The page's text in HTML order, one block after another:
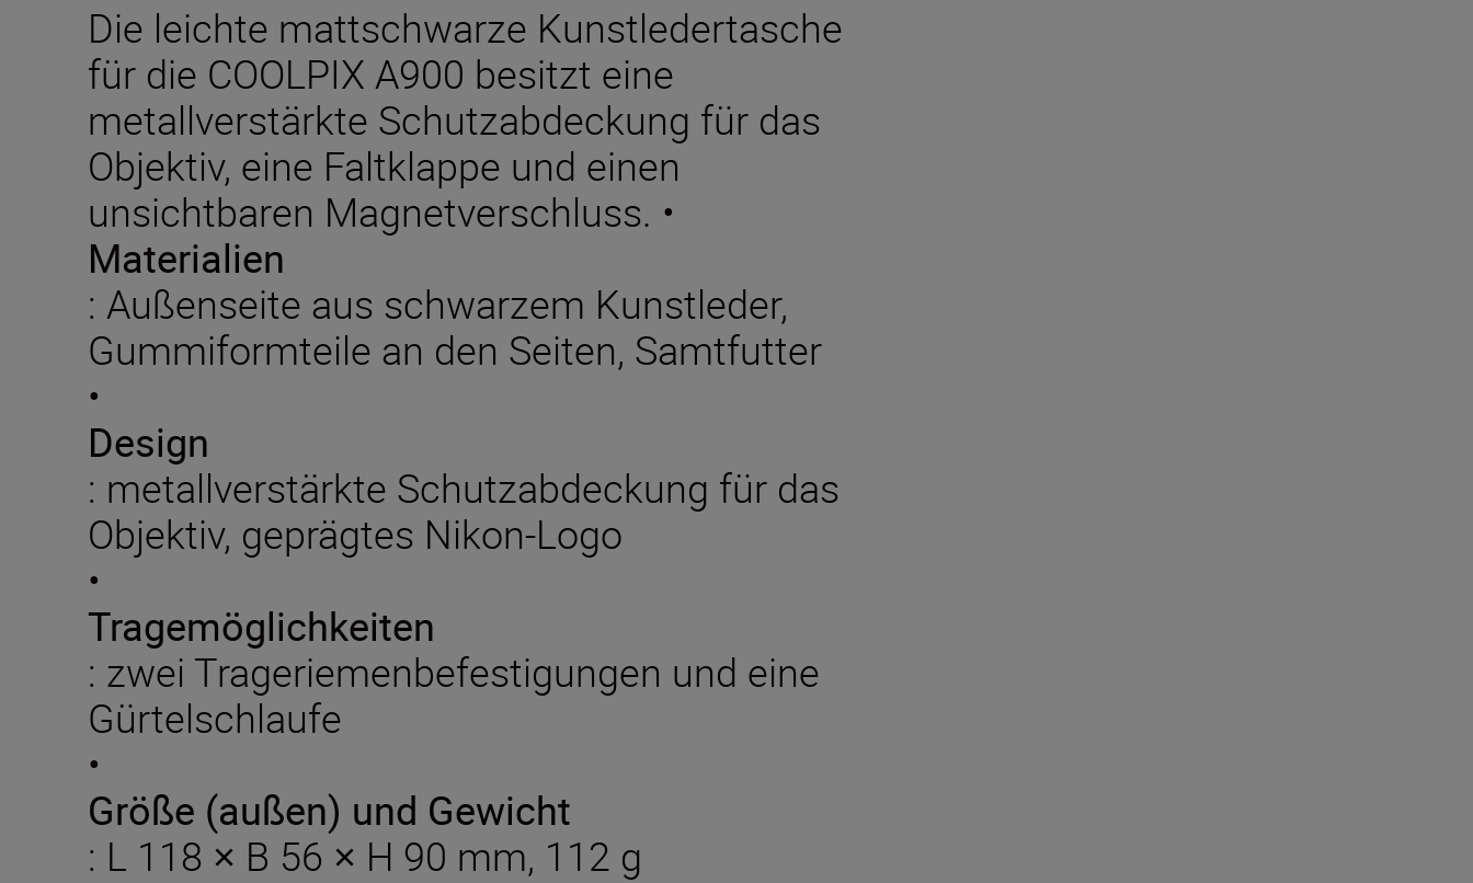
Die leichte mattschwarze Kunstledertasche
für die COOLPIX A900 besitzt eine
metallverstärkte Schutzabdeckung für das
Objektiv, eine Faltklappe und einen
unsichtbaren Magnetverschluss. •
Materialien
: Außenseite aus schwarzem Kunstleder,
Gummiformteile an den Seiten, Samtfutter
•
Design
: metallverstärkte Schutzabdeckung für das
Objektiv, geprägtes Nikon-Logo
•
Tragemöglichkeiten
: zwei Trageriemenbefestigungen und eine
Gürtelschlaufe
•
Größe (außen) und Gewicht
: L 118 × B 56 × H 90 mm, 112 g